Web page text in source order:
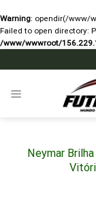
Warning: opendir(/www/
Failed to open directory:
/www/wwwroot/
Neymar